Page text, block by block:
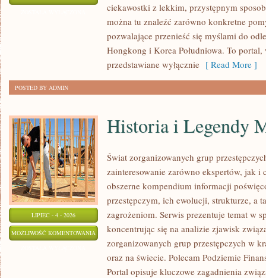
ciekawostki z lekkim, przystępnym
można tu znaleźć zarówno konkretne
pozwalające przenieść się myślami do
Hongkong i Korea Południowa. To
przedstawiane wyłącznie [ Read More ]
POSTED BY ADMIN
LIPIEC - 4 - 2026
MOŻLIWOŚĆ KOMENTOWANIA HISTORIA
LEGENDY
Historia i Legendy
Świat zorganizowanych grup
zainteresowanie zarówno ekspertów, jak i
obszerne kompendium informacji
przestępczym, ich ewolucji, strukturze, a
zagrożeniom. Serwis prezentuje temat w
koncentrując się na analizie zjawisk
zorganizowanych grup przestępczych w
oraz na świecie. Polecam Podziemie
Portal opisuje kluczowe zagadnienia